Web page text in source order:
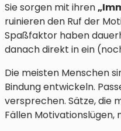
Sie sorgen mit ihren
ruinieren den Ruf der
Spaßfaktor haben
danach direkt in ein
Die meisten Menschen
Bindung entwickeln.
versprechen. Sätze, die
Fällen Motivationslügen,